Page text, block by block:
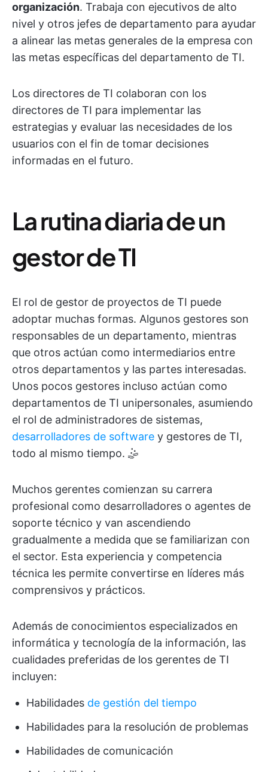
organización. Trabaja con ejecutivos de alto
nivel y otros jefes de departamento para ayudar
a alinear las metas generales de la empresa con
las metas específicas del departamento de TI.
Los directores de TI colaboran con los
directores de TI para implementar las
estrategias y evaluar las necesidades de los
usuarios con el fin de tomar decisiones
informadas en el futuro.
La rutina diaria de un
gestor de TI
El rol de gestor de proyectos de TI puede
adoptar muchas formas. Algunos gestores son
responsables de un departamento, mientras
que otros actúan como intermediarios entre
otros departamentos y las partes interesadas.
Unos pocos gestores incluso actúan como
departamentos de TI unipersonales, asumiendo
el rol de administradores de sistemas,
desarrolladores de software y gestores de TI,
todo al mismo tiempo. 🤹
Muchos gerentes comienzan su carrera
profesional como desarrolladores o agentes de
soporte técnico y van ascendiendo
gradualmente a medida que se familiarizan con
el sector. Esta experiencia y competencia
técnica les permite convertirse en líderes más
comprensivos y prácticos.
Además de conocimientos especializados en
informática y tecnología de la información, las
cualidades preferidas de los gerentes de TI
incluyen:
Habilidades de gestión del tiempo
Habilidades para la resolución de problemas
Habilidades de comunicación